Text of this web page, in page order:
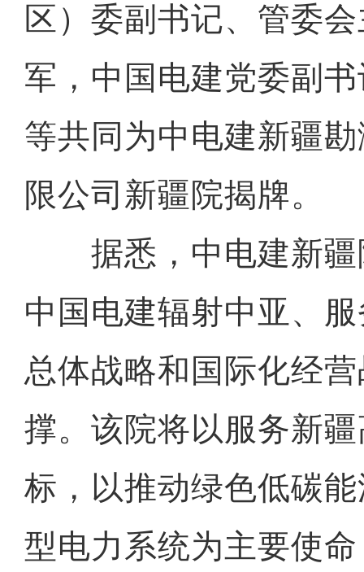
区）委副书记、管委
军，中国电建党委副
等共同为中电建新疆
限公司新疆院揭牌。
据悉，中电建新疆
中国电建辐射中亚、
总体战略和国际化经
撑。该院将以服务新
标，以推动绿色低碳
型电力系统为主要使